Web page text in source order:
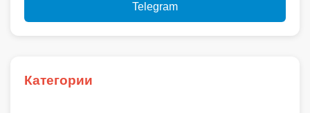
Telegram
Категории